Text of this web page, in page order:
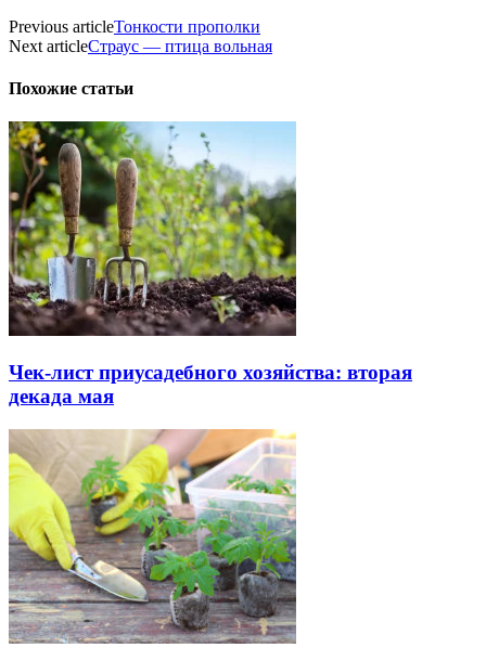
Previous articleТонкости прополки
Next articleСтраус — птица вольная
Похожие статьи
Чек-лист приусадебного хозяйства: вторая
декада мая